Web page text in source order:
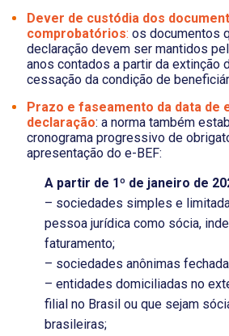
Dever de custódia dos
comprobatórios: os documentos
declaração devem ser mantidos
anos contados a partir da extinção
cessação da condição de
Prazo e faseamento da data de
declaração: a norma também
cronograma progressivo de
apresentação do e-BEF:
A partir de 1º de janeiro de
– sociedades simples e
pessoa jurídica como sócia,
faturamento;
– sociedades anônimas
– entidades domiciliadas no
filial no Brasil ou que sejam
brasileiras;